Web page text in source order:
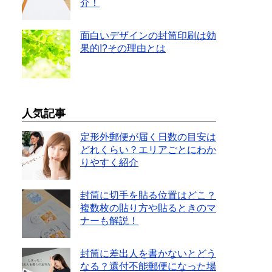
介！
面白いデザインの封筒印刷は効
果的!?その理由とは
人気記事
定形外郵便が届く日数の目安は
どれくらい？エリアごとにわか
りやすく紹介
封筒に切手を貼る位置はどこ？
複数枚の貼り方や貼るときのマ
ナーも解説！
封筒に差出人を書かないとどう
なる？還付不能郵便になった場